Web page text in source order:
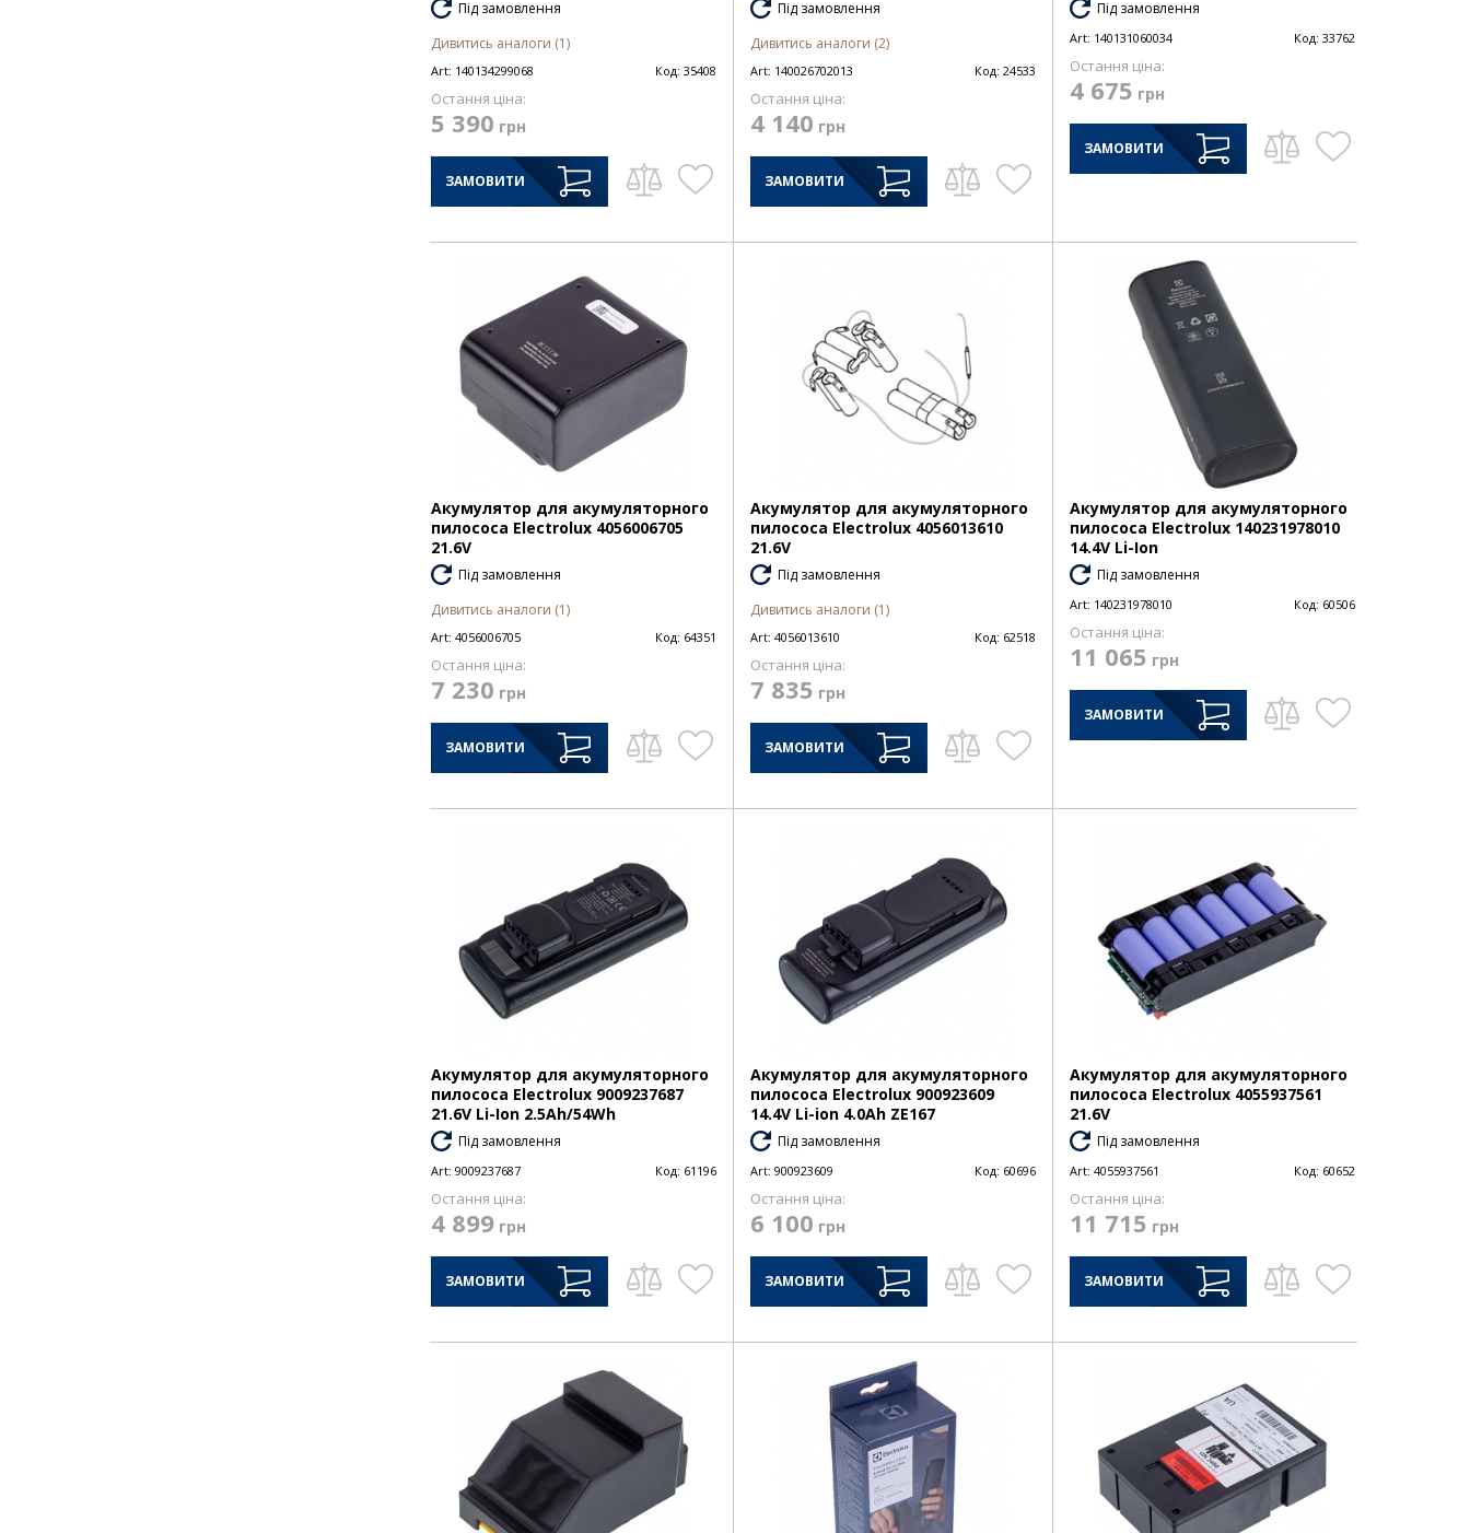
Під замовлення
Дивитись аналоги (1)
Art: 140134299068 Код: 35408
Остання ціна:
5 390 грн
ЗАМОВИТИ
Під замовлення
Дивитись аналоги (2)
Art: 140026702013 Код: 24533
Остання ціна:
4 140 грн
ЗАМОВИТИ
Під замовлення
Art: 140131060034 Код: 33762
Остання ціна:
4 675 грн
ЗАМОВИТИ
Акумулятор для акумуляторного
пилососа Electrolux 4056006705
21.6V
Під замовлення
Дивитись аналоги (1)
Art: 4056006705 Код: 64351
Остання ціна:
7 230 грн
ЗАМОВИТИ
Акумулятор для акумуляторного
пилососа Electrolux 4056013610
21.6V
Під замовлення
Дивитись аналоги (1)
Art: 4056013610 Код: 62518
Остання ціна:
7 835 грн
ЗАМОВИТИ
Акумулятор для акумуляторного
пилососа Electrolux 140231978010
14.4V Li-Ion
Під замовлення
Art: 140231978010 Код: 60506
Остання ціна:
11 065 грн
ЗАМОВИТИ
Акумулятор для акумуляторного
пилососа Electrolux 9009237687
21.6V Li-Ion 2.5Ah/54Wh
Під замовлення
Art: 9009237687 Код: 61196
Остання ціна:
4 899 грн
ЗАМОВИТИ
Акумулятор для акумуляторного
пилососа Electrolux 900923609
14.4V Li-ion 4.0Ah ZE167
Під замовлення
Art: 900923609 Код: 60696
Остання ціна:
6 100 грн
ЗАМОВИТИ
Акумулятор для акумуляторного
пилососа Electrolux 4055937561
21.6V
Під замовлення
Art: 4055937561 Код: 60652
Остання ціна:
11 715 грн
ЗАМОВИТИ